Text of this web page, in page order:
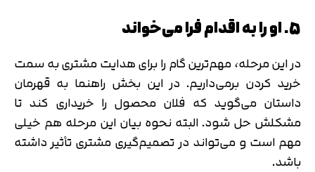
5. او را به اقدام فرا می‌خواند
در این مرحله، مهم‌ترین گام را برای هدایت مشتری به سمت
خرید کردن برمی‌داریم. در این بخش راهنما به قهرمان
داستان می‌گوید که فلان محصول را خریداری کند تا
مشکلش حل شود. البته نحوه بیان این مرحله هم خیلی
مهم است و می‌تواند در تصمیم‌گیری مشتری تأثیر داشته
باشد.